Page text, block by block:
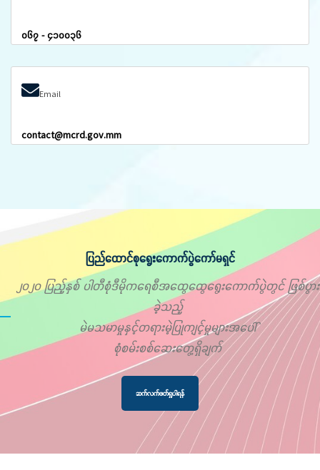
၀၆၇ - ၄၁၀၀၃၆
Email
contact@mcrd.gov.mm
ပြည်ထောင်စုရွေးကောက်ပွဲကော်မရှင်
၂၀၂၀ ပြည့်နှစ် ပါတီစုံဒီမိုကရေစီအထွေထွေရွေးကောက်ပွဲတွင် ဖြစ်ပွား
ခဲ့သည့်
မဲမသမာမှုနှင့်တရားမဲ့ပြုကျင့်မှုများအပေါ်
စုံစမ်းစစ်ဆေးတွေ့ရှိချက်
ဆက်လက်ဖတ်ရှုပါရန်